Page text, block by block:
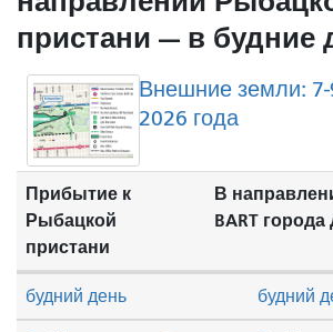
пристани — в будние
Внешние земли: 7-
2026 года
Прибытие к
Рыбацкой
пристани
В
BART
будний день будний